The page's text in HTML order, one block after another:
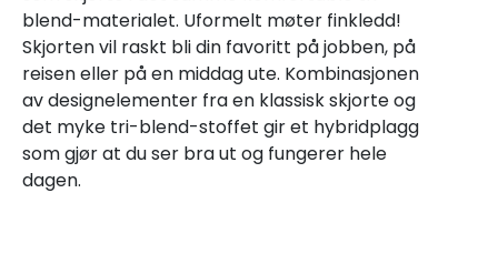
blend-materialet. Uformelt møter finkledd!
Skjorten vil raskt bli din favoritt på jobben, på
reisen eller på en middag ute. Kombinasjonen
av designelementer fra en klassisk skjorte og
det myke tri-blend-stoffet gir et hybridplagg
som gjør at du ser bra ut og fungerer hele
dagen.